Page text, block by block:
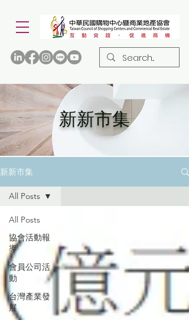
新新市集
新新市集
All Posts
協會活動報
導
會員公司活
動
台灣產業發
展
All Posts